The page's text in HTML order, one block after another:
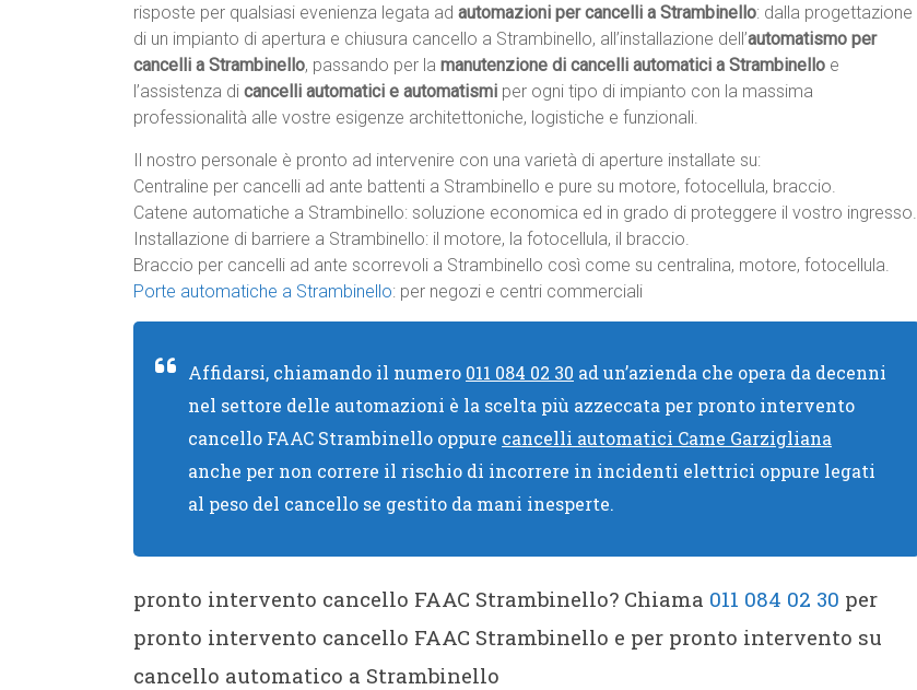
risposte per qualsiasi evenienza legata ad automazioni per cancelli a Strambinello: dalla progettazione
di un impianto di apertura e chiusura cancello a Strambinello, all’installazione dell’automatismo per
cancelli a Strambinello, passando per la manutenzione di cancelli automatici a Strambinello e
l’assistenza di cancelli automatici e automatismi per ogni tipo di impianto con la massima
professionalità alle vostre esigenze architettoniche, logistiche e funzionali.
Il nostro personale è pronto ad intervenire con una varietà di aperture installate su:
Centraline per cancelli ad ante battenti a Strambinello e pure su motore, fotocellula, braccio.
Catene automatiche a Strambinello: soluzione economica ed in grado di proteggere il vostro ingresso.
Installazione di barriere a Strambinello: il motore, la fotocellula, il braccio.
Braccio per cancelli ad ante scorrevoli a Strambinello così come su centralina, motore, fotocellula.
Porte automatiche a Strambinello: per negozi e centri commerciali
Affidarsi, chiamando il numero 011 084 02 30 ad un’azienda che opera da decenni
nel settore delle automazioni è la scelta più azzeccata per pronto intervento
cancello FAAC Strambinello oppure cancelli automatici Came Garzigliana
anche per non correre il rischio di incorrere in incidenti elettrici oppure legati
al peso del cancello se gestito da mani inesperte.
pronto intervento cancello FAAC Strambinello? Chiama 011 084 02 30 per
pronto intervento cancello FAAC Strambinello e per pronto intervento su
cancello automatico a Strambinello